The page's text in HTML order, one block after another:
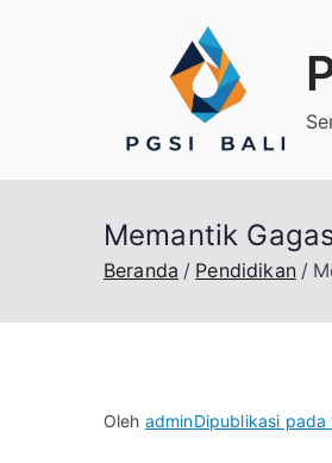
Memantik
Beranda Pendidikan
Oleh adminDipublikasi pada